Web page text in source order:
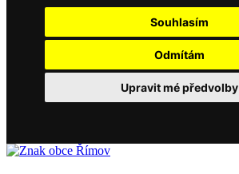
Souhlasím
Odmítám
Upravit mé předvolby